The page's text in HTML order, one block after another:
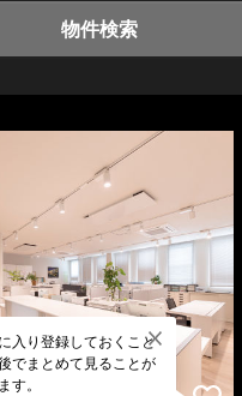
物件検索
入り登録しておくこと
でまとめて見ることが
す。